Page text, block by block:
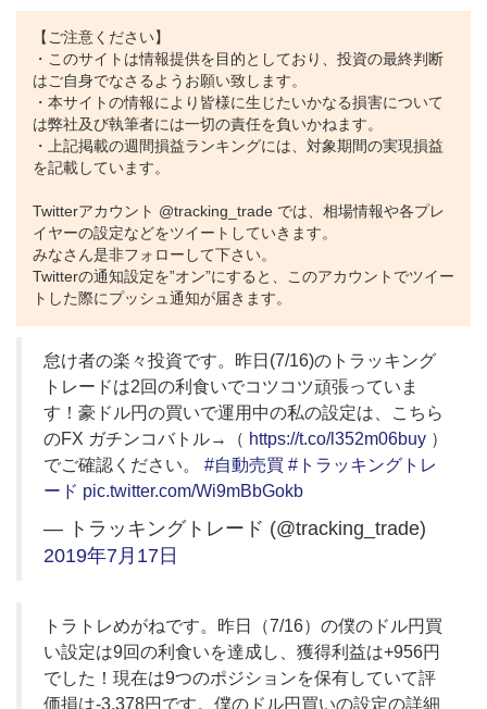
【ご注意ください】
・このサイトは情報提供を目的としており、投資の最終判断
はご自身でなさるようお願い致します。
・本サイトの情報により皆様に生じたいかなる損害について
は弊社及び執筆者には一切の責任を負いかねます。
・上記掲載の週間損益ランキングには、対象期間の実現損益
を記載しています。
Twitterアカウント @tracking_trade では、相場情報や各プレ
イヤーの設定などをツイートしていきます。
みなさん是非フォローして下さい。
Twitterの通知設定を”オン”にすると、このアカウントでツイー
トした際にプッシュ通知が届きます。
怠け者の楽々投資です。昨日(7/16)のトラッキング
トレードは2回の利食いでコツコツ頑張っていま
す！豪ドル円の買いで運用中の私の設定は、こちら
のFX ガチンコバトル→（ https://t.co/l352m06buy ）
でご確認ください。 #自動売買 #トラッキングトレ
ード pic.twitter.com/Wi9mBbGokb
— トラッキングトレード (@tracking_trade)
2019年7月17日
トラトレめがねです。昨日（7/16）の僕のドル円買
い設定は9回の利食いを達成し、獲得利益は+956円
でした！現在は9つのポジションを保有していて評
価損は-3,378円です。僕のドル円買いの設定の詳細